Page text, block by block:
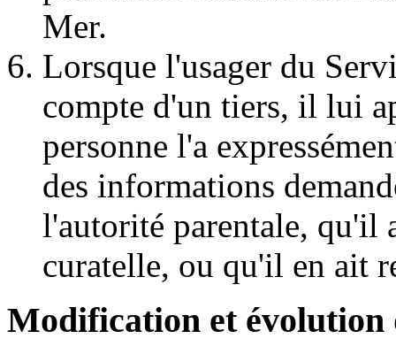
Mer.
Lorsque l'usager du
compte d'un tiers, il lui
personne l'a
des informations
l'autorité parentale, qu'il
curatelle, ou qu'il en ait
Modification et évolution